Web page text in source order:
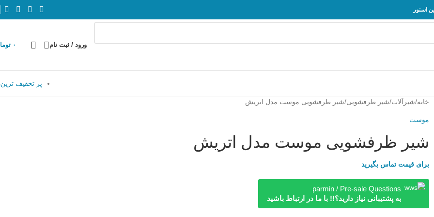
ورود / ثبت نام ۰
پر تخفیف
خانه شیرآلات شیر ظرفشویی شیر ظرفشویی موست مدل اتریش
موست
شیر ظرفشویی موست مدل اتریش
برای قیمت تماس بگیرید
parmin / Pre-sale Questions
به پشتیبانی نیاز دارید؟!! با ما در ارتباط باشید